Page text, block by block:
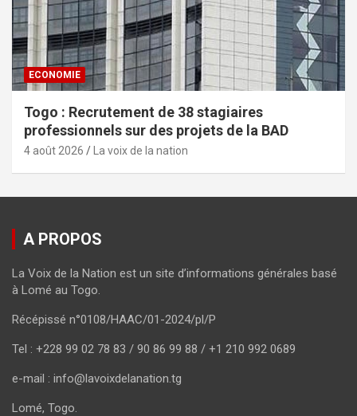
ECONOMIE
Togo : Recrutement de 38 stagiaires
professionnels sur des projets de la BAD
4 août 2026 La voix de la nation
A PROPOS
La Voix de la Nation est un site d’informations générales basé
à Lomé au Togo.
Récépissé n°0108/HAAC/01-2024/pl/P
Tel : +228 99 02 78 83 / 90 86 99 88 / +1 210 992 0689
e-mail : info@lavoixdelanation.tg
Lomé, Togo.